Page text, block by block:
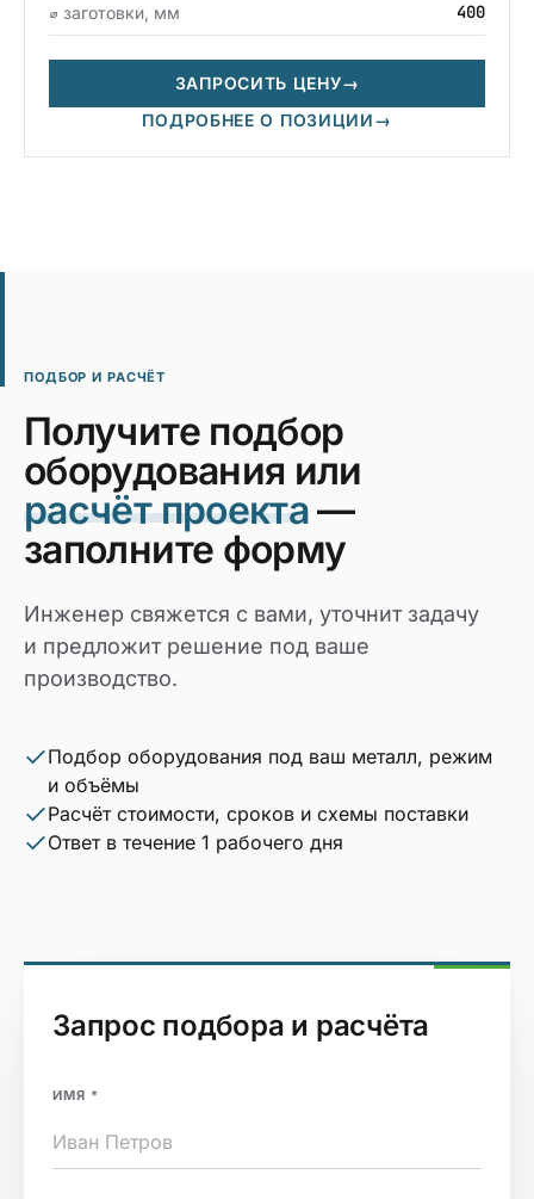
⌀ заготовки, мм 400
ЗАПРОСИТЬ ЦЕНУ→
ПОДРОБНЕЕ О ПОЗИЦИИ→
ПОДБОР И РАСЧЁТ
Получите подбор
оборудования или
расчёт проекта—
заполните форму
Инженер свяжется с вами, уточнит задачу
и предложит решение под ваше
производство.
Подбор оборудования под ваш металл, режим
и объёмы
Расчёт стоимости, сроков и схемы поставки
Ответ в течение 1 рабочего дня
Запрос подбора и расчёта
ИМЯ *